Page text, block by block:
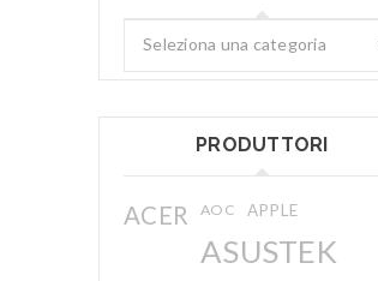
Seleziona una categoria
PRODUTTORI
ACER AOC APPLE
ASUSTEK